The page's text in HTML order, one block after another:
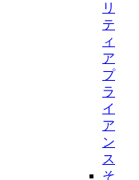
リ
テ
ィ
ア
プ
ラ
イ
ア
ン
ス
そ